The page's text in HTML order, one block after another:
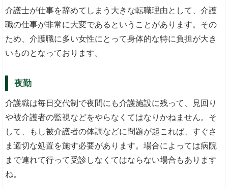
介護士が仕事を辞めてしまう大きな転職理由として、介護
職の仕事が非常に大変であるということがあります。その
ため、介護職に多い女性にとって身体的な特に負担が大き
いものとなっております。
夜勤
介護職は毎日交代制で夜間にも介護施設に残って、見回り
や被介護者の監視などをやらなくてはなりかねません。そ
して、もし被介護者の体調などに問題が起これば、すぐさ
ま適切な処置を施す必要があります。場合によっては病院
まで連れて行って受診しなくてはならない場合もあります
ね。